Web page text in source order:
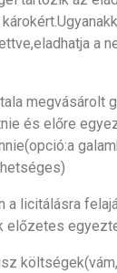
a
megvásárolt
és előre
a licitálásra
előzetes